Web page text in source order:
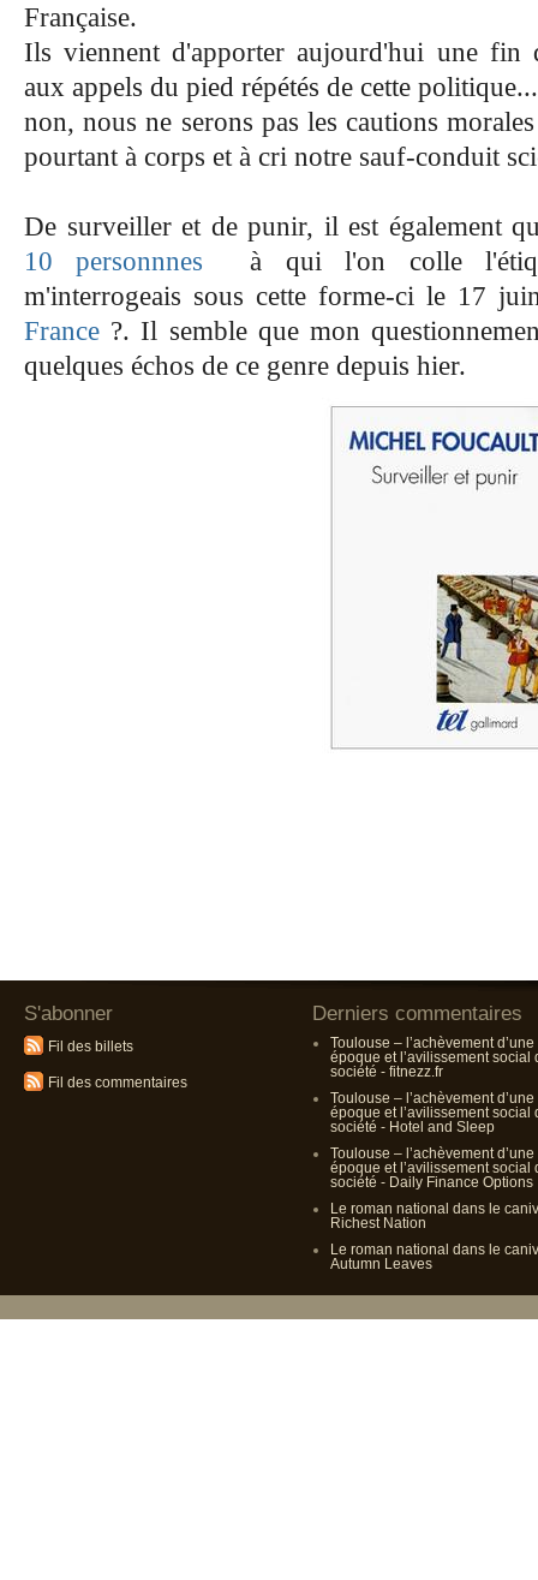
Française.
Ils viennent d'apporter aujourd'hui une fin
aux appels du pied répétés de cette
non, nous ne serons pas les cautions
pourtant à corps et à cri notre sauf-conduit
De surveiller et de punir, il est également
10 personnnes
à qui l'on colle
m'interrogeais sous cette forme-ci le 17
France ?. Il semble que mon
quelques échos de ce genre depuis hier.
S'abonner
Fil des billets
Fil des commentaires
Derniers commentaires
Toulouse – l’achèvement d’une
époque et l’avilissement social
société - fitnezz.fr
Toulouse – l’achèvement d’une
époque et l’avilissement social
société - Hotel and Sleep
Toulouse – l’achèvement d’une
époque et l’avilissement social
société - Daily Finance Options
Le roman national dans le
Richest Nation
Le roman national dans le
Autumn Leaves